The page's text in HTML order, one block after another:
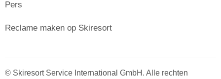
Pers
Reclame maken op Skiresort
© Skiresort Service International GmbH. Alle rechten